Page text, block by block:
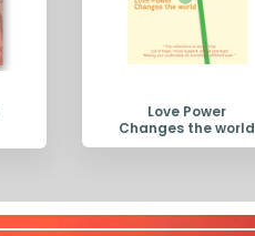
Love Power
Changes the world